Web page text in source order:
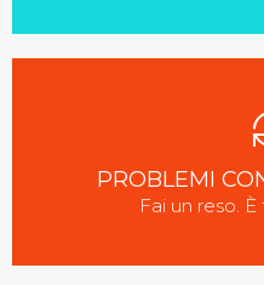
PROBLEMI
Fai un reso.